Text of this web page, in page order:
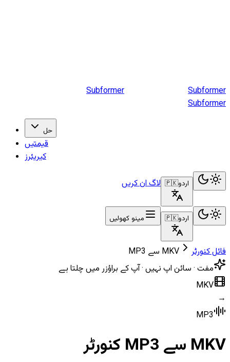
Subformer Subformer
Subformer
حل
قیمتیں
کیریئرز
اردو🇵🇰 لاگ ان کریں
اردو🇵🇰 مینو کھولیں
فائل کنورٹر
MKV سے MP3
مفت · سائن اپ نہیں · آپ کے براؤزر میں چلتا ہے
MKV
→
MP3
MKV سے MP3 کنورٹر